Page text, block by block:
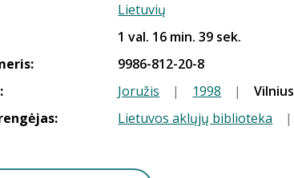
Lietuvių
1 val. 16 min. 39 sek.
9986-812-20-8
Joružis | 1998 |
Vilnius
Lietuvos aklųjų biblioteka |